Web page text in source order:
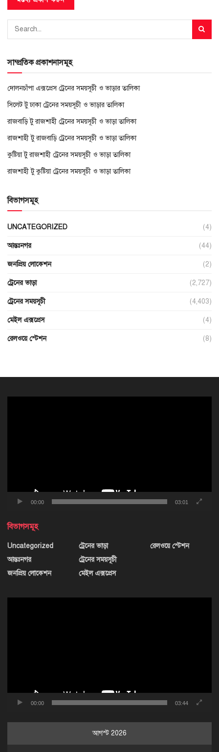
সাম্প্রতিক প্রকাশনাসমূহ
দোলনচাঁপা এক্সপ্রেস ট্রেনের সময়সূচী ও ভাড়ার তালিকা
সিলেট টু ঢাকা ট্রেনের সময়সূচী ও ভাড়ার তালিকা
রাজবাড়ি টু রাজশাহী ট্রেনের সময়সূচী ও ভাড়া তালিকা
রাজশাহী টু রাজবাড়ি ট্রেনের সময়সূচী ও ভাড়া তালিকা
কুষ্টিয়া টু রাজশাহী ট্রেনের সময়সূচী ও ভাড়া তালিকা
রাজশাহী টু কুষ্টিয়া ট্রেনের সময়সূচী ও ভাড়া তালিকা
বিভাগসমূহ
UNCATEGORIZED (4)
আন্তঃনগর (44)
জনপ্রিয় লোকেশন (2)
ট্রেনের ভাড়া (2,727)
ট্রেনের সময়সূচী (4,403)
মেইল এক্সপ্রেস (4)
রেলওয়ে স্টেশন (8)
00:00 03:01
বিভাগসমূহ
Uncategorized
আন্তঃনগর
জনপ্রিয় লোকেশন
ট্রেনের ভাড়া
ট্রেনের সময়সূচী
মেইল এক্সপ্রেস
রেলওয়ে স্টেশন
00:00 03:44
আগস্ট 2026